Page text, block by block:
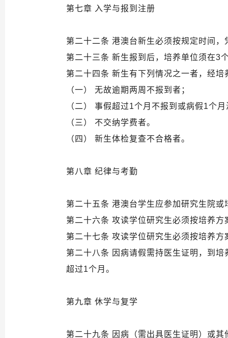
第七章 入学与报到注册
第二十二条 港澳台新生必须按规定时间
第二十三条 新生报到后，培养单位须在3
第二十四条 新生有下列情况之一者，经
（一） 无故逾期两周不报到者；
（二） 事假超过1个月不报到或病假1个
（三） 不交纳学费者。
（四） 新生体检复查不合格者。
第八章 纪律与考勤
第二十五条 港澳台学生应参加研究生院
第二十六条 攻读学位研究生必须按培养
第二十七条 攻读学位研究生必须按培养
第二十八条 因病请假需持医生证明，到
超过1个月。
第九章 休学与复学
第二十九条 因病（需出具医生证明）或